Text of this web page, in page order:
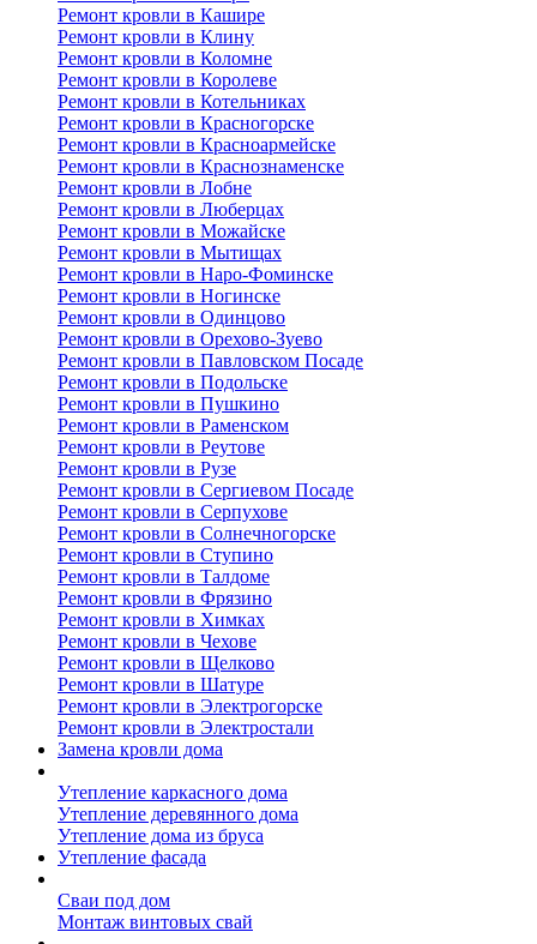
Ремонт кровли в Кашире
Ремонт кровли в Клину
Ремонт кровли в Коломне
Ремонт кровли в Королеве
Ремонт кровли в Котельниках
Ремонт кровли в Красногорске
Ремонт кровли в Красноармейске
Ремонт кровли в Краснознаменске
Ремонт кровли в Лобне
Ремонт кровли в Люберцах
Ремонт кровли в Можайске
Ремонт кровли в Мытищах
Ремонт кровли в Наро-Фоминске
Ремонт кровли в Ногинске
Ремонт кровли в Одинцово
Ремонт кровли в Орехово-Зуево
Ремонт кровли в Павловском Посаде
Ремонт кровли в Подольске
Ремонт кровли в Пушкино
Ремонт кровли в Раменском
Ремонт кровли в Реутове
Ремонт кровли в Рузе
Ремонт кровли в Сергиевом Посаде
Ремонт кровли в Серпухове
Ремонт кровли в Солнечногорске
Ремонт кровли в Ступино
Ремонт кровли в Талдоме
Ремонт кровли в Фрязино
Ремонт кровли в Химках
Ремонт кровли в Чехове
Ремонт кровли в Щелково
Ремонт кровли в Шатуре
Ремонт кровли в Электрогорске
Ремонт кровли в Электростали
Замена кровли дома
Утепление каркасного дома
Утепление деревянного дома
Утепление дома из бруса
Утепление фасада
Сваи под дом
Монтаж винтовых свай